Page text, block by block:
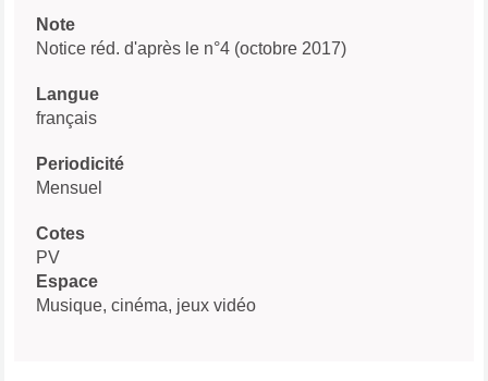
Note
Notice réd. d'après le n°4 (octobre 2017)
Langue
français
Periodicité
Mensuel
Cotes
PV
Espace
Musique, cinéma, jeux vidéo